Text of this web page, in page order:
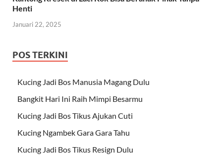
Henti
Januari 22, 2025
POS TERKINI
Kucing Jadi Bos Manusia Magang Dulu
Bangkit Hari Ini Raih Mimpi Besarmu
Kucing Jadi Bos Tikus Ajukan Cuti
Kucing Ngambek Gara Gara Tahu
Kucing Jadi Bos Tikus Resign Dulu